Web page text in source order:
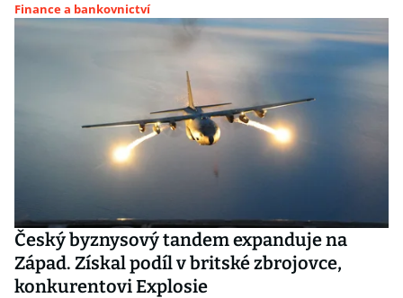
Finance a bankovnictví
Český byznysový tandem expanduje na
Západ. Získal podíl v britské zbrojovce,
konkurentovi Explosie